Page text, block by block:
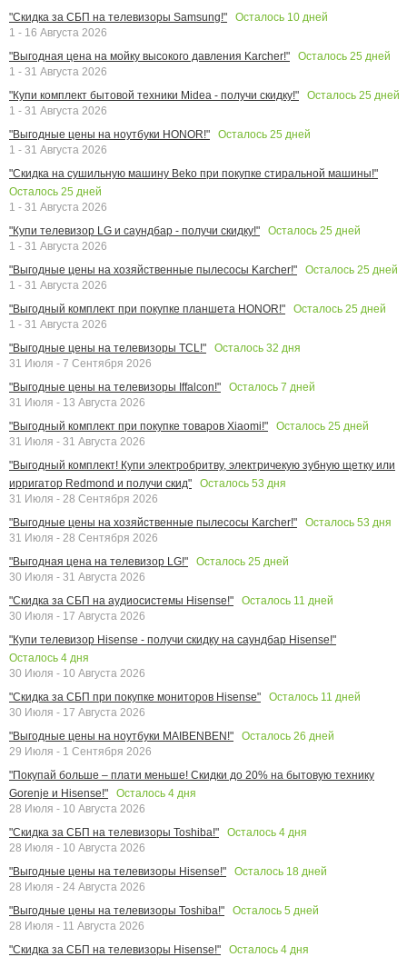
"Скидка за СБП на телевизоры Samsung!"
Осталось 10 дней
1 - 16 Августа 2026
"Выгодная цена на мойку высокого давления Karcher!"
Осталось 25 дней
1 - 31 Августа 2026
"Купи комплект бытовой техники Midea - получи скидку!"
Осталось 25 дней
1 - 31 Августа 2026
"Выгодные цены на ноутбуки HONOR!"
Осталось 25 дней
1 - 31 Августа 2026
"Скидка на сушильную машину Beko при покупке стиральной машины!"
Осталось 25 дней
1 - 31 Августа 2026
"Купи телевизор LG и саундбар - получи скидку!"
Осталось 25 дней
1 - 31 Августа 2026
"Выгодные цены на хозяйственные пылесосы Karcher!"
Осталось 25 дней
1 - 31 Августа 2026
"Выгодный комплект при покупке планшета HONOR!"
Осталось 25 дней
1 - 31 Августа 2026
"Выгодные цены на телевизоры TCL!"
Осталось 32 дня
31 Июля - 7 Сентября 2026
"Выгодные цены на телевизоры Iffalcon!"
Осталось 7 дней
31 Июля - 13 Августа 2026
"Выгодный комплект при покупке товаров Xiaomi!"
Осталось 25 дней
31 Июля - 31 Августа 2026
"Выгодный комплект! Купи электробритву, электричекую зубную щетку или
ирригатор Redmond и получи скид"
Осталось 53 дня
31 Июля - 28 Сентября 2026
"Выгодные цены на хозяйственные пылесосы Karcher!"
Осталось 53 дня
31 Июля - 28 Сентября 2026
"Выгодная цена на телевизор LG!"
Осталось 25 дней
30 Июля - 31 Августа 2026
"Скидка за СБП на аудиосистемы Hisense!"
Осталось 11 дней
30 Июля - 17 Августа 2026
"Купи телевизор Hisense - получи скидку на саундбар Hisense!"
Осталось 4 дня
30 Июля - 10 Августа 2026
"Скидка за СБП при покупке мониторов Hisense"
Осталось 11 дней
30 Июля - 17 Августа 2026
"Выгодные цены на ноутбуки MAIBENBEN!"
Осталось 26 дней
29 Июля - 1 Сентября 2026
"Покупай больше – плати меньше! Скидки до 20% на бытовую технику
Gorenje и Hisense!"
Осталось 4 дня
28 Июля - 10 Августа 2026
"Скидка за СБП на телевизоры Toshiba!"
Осталось 4 дня
28 Июля - 10 Августа 2026
"Выгодные цены на телевизоры Hisense!"
Осталось 18 дней
28 Июля - 24 Августа 2026
"Выгодные цены на телевизоры Toshiba!"
Осталось 5 дней
28 Июля - 11 Августа 2026
"Скидка за СБП на телевизоры Hisense!"
Осталось 4 дня